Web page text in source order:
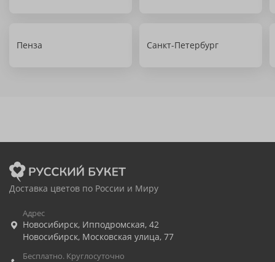
Пенза Санкт-Петербург
Доставка цветов по России и Миру
Адрес
Новосибирск, Ипподромская, 42
Новосибирск, Московская улица, 77
Бесплатно. Круглосуточно